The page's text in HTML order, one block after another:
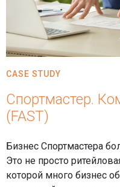
CASE STUDY
Спортмастер.
(FAST)
Бизнес Спортмастера
Это не просто
которой много бизнес